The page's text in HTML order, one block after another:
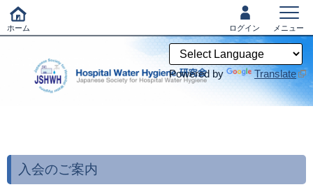
Powered by Translate
入会のご案内
ホーム ログイン メニュー